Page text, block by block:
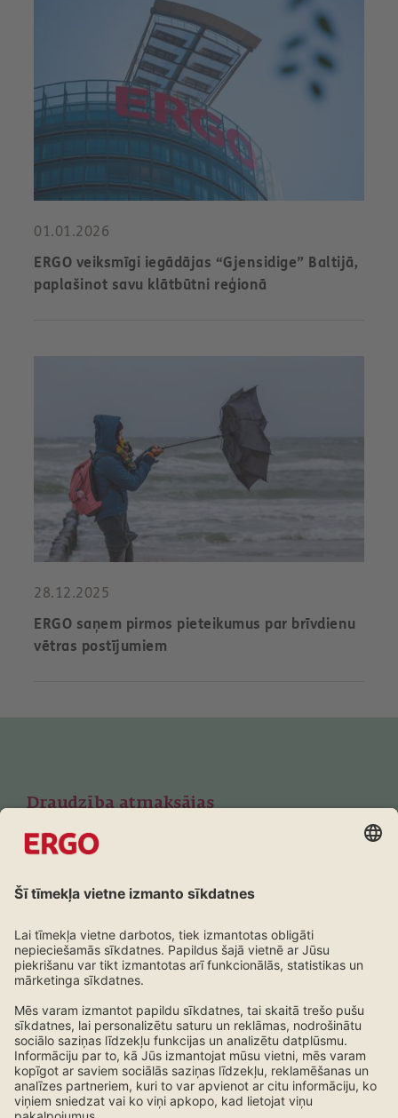
01.01.2026
ERGO veiksmīgi iegādājas “Gjensidige” Baltijā,
paplašinot savu klātbūtni reģionā
28.12.2025
ERGO saņem pirmos pieteikumus par brīvdienu
vētras postījumiem
Draudzība atmaksājas
Lojalitātes programma ERGO klientiem
Uzzini vairāk!